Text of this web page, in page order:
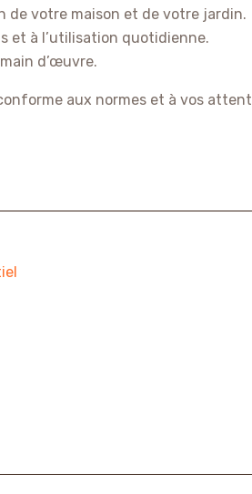
de votre maison et de votre jardin.
et à l’utilisation quotidienne.
d’œuvre.
aux normes et à vos